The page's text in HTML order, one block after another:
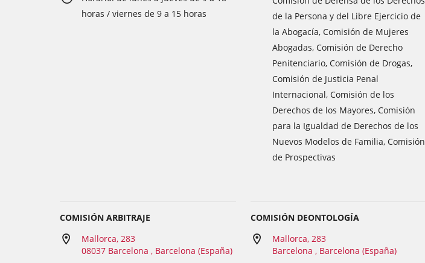
horas / viernes de 9 a 15 horas
de la Persona y del Libre Ejercicio de
la Abogacía, Comisión de Mujeres
Abogadas, Comisión de Derecho
Penitenciario, Comisión de Drogas,
Comisión de Justicia Penal
Internacional, Comisión de los
Derechos de los Mayores, Comisión
para la Igualdad de Derechos de los
Nuevos Modelos de Familia, Comisión
de Prospectivas
COMISIÓN ARBITRAJE
Mallorca, 283
08037 Barcelona , Barcelona (España)
COMISIÓN DEONTOLOGÍA
Mallorca, 283
Barcelona , Barcelona (España)